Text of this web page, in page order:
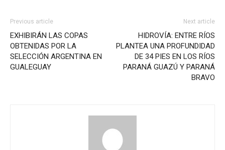
Previous article
EXHIBIRÁN LAS COPAS
OBTENIDAS POR LA
SELECCIÓN ARGENTINA EN
GUALEGUAY
Next article
HIDROVÍA: ENTRE RÍOS
PLANTEA UNA PROFUNDIDAD
DE 34 PIES EN LOS RÍOS
PARANÁ GUAZÚ Y PARANÁ
BRAVO